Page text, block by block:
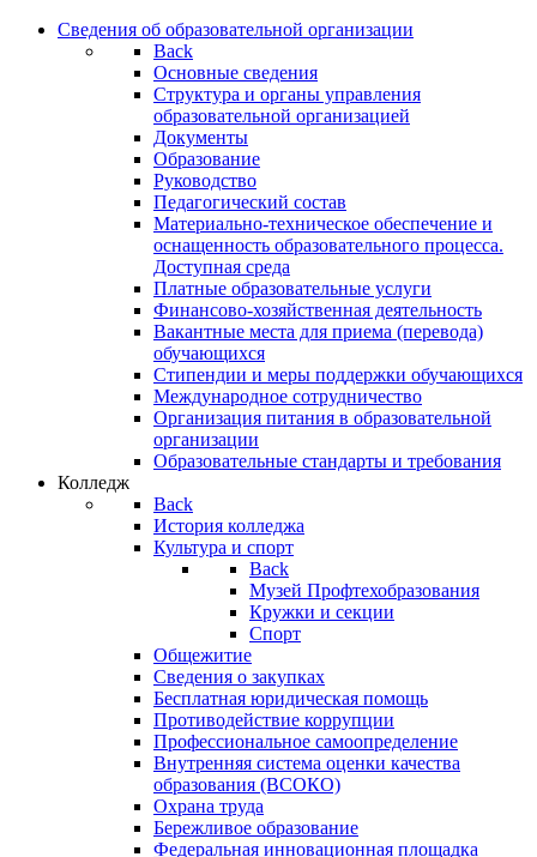
Сведения об образовательной организации
Back
Основные сведения
Структура и органы управления
образовательной организацией
Документы
Образование
Руководство
Педагогический состав
Материально-техническое обеспечение и
оснащенность образовательного процесса.
Доступная среда
Платные образовательные услуги
Финансово-хозяйственная деятельность
Вакантные места для приема (перевода)
обучающихся
Стипендии и меры поддержки обучающихся
Международное сотрудничество
Организация питания в образовательной
организации
Образовательные стандарты и требования
Колледж
Back
История колледжа
Культура и спорт
Back
Музей Профтехобразования
Кружки и секции
Спорт
Общежитие
Сведения о закупках
Бесплатная юридическая помощь
Противодействие коррупции
Профессиональное самоопределение
Внутренняя система оценки качества
образования (ВСОКО)
Охрана труда
Бережливое образование
Федеральная инновационная площадка